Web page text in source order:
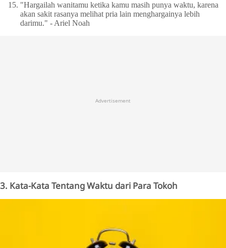
"Hargailah wanitamu ketika kamu masih punya waktu, karena
akan sakit rasanya melihat pria lain menghargainya lebih
darimu." - Ariel Noah
Advertisement
3. Kata-Kata Tentang Waktu dari Para Tokoh